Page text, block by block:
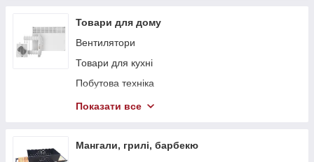
Товари для дому
Вентилятори
Товари для кухні
Побутова техніка
Теплові гармати
Стелажі
Показати все
Мангали, грилі, барбекю